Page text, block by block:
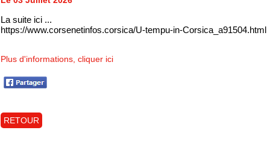
La suite ici ...
https://www.corsenetinfos.corsica/U-tempu-in-Corsica_a91504.html
Plus d'informations, cliquer ici
RETOUR